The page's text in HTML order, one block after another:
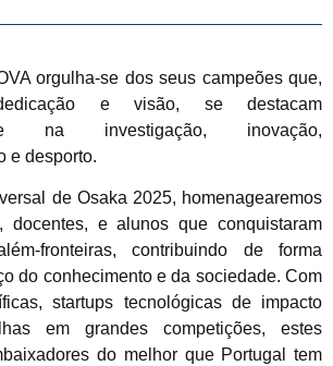
orgulha-se dos seus campeões que,
e visão, se destacam
na investigação, inovação,
e desporto.
de Osaka 2025, homenagearemos
docentes, e alunos que conquistaram
fronteiras, contribuindo de forma
do conhecimento e da sociedade. Com
startups tecnológicas de impacto
em grandes competições, estes
do melhor que Portugal tem